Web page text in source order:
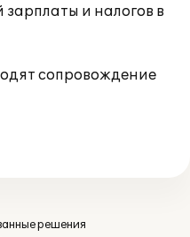
и налогов в
сопровождение
решения